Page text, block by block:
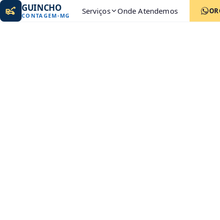
GUINCHO
CONTAGEM-MG Serviços Onde Atendemos